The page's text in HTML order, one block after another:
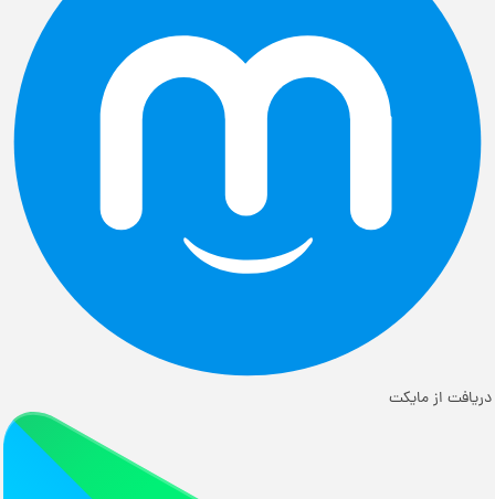
دریافت از مایکت